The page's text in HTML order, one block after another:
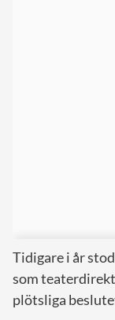
Tidigare i år
som
plötsliga